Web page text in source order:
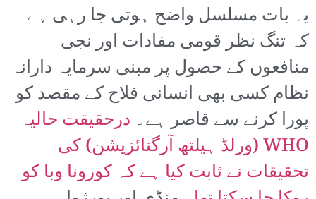
یہ بات مسلسل واضح ہوتی جا رہی ہے
کہ تنگ نظر قومی مفادات اور نجی
منافعوں کے حصول پر مبنی سرمایہ دارانہ
نظام کسی بھی انسانی فلاح کے مقصد کو
پورا کرنے سے قاصر ہے۔ درحقیقت حالیہ
WHO (ورلڈ ہیلتھ آرگنائزیشن) کی
تحقیقات نے ثابت کیا ہے کہ کورونا وبا کو